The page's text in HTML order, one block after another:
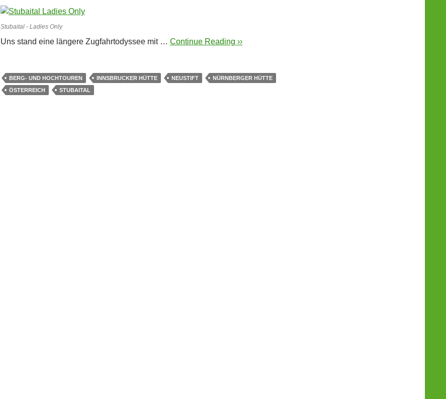
Stubaital - Ladies Only
Uns stand eine längere Zugfahrtodyssee mit … Continue Reading ››
BERG- UND HOCHTOUREN INNSBRUCKER HÜTTE NEUSTIFT
NÜRNBERGER HÜTTE
ÖSTERREICH
STUBAITAL